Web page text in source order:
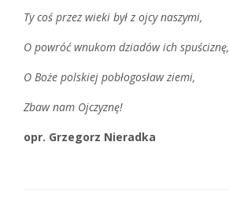
Ty coś przez wieki był z ojcy naszymi,
O powróć wnukom dziadów ich spuściznę,
O Boże polskiej pobłogosław ziemi,
Zbaw nam Ojczyznę!
opr. Grzegorz Nieradka